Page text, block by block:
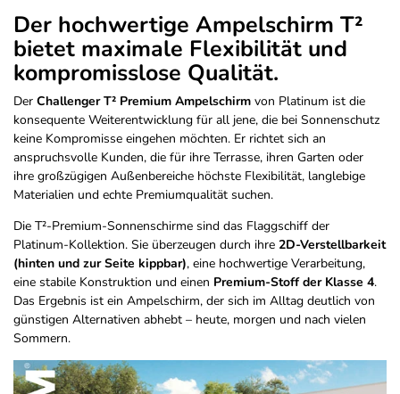
Der hochwertige Ampelschirm T²
bietet maximale Flexibilität und
kompromisslose Qualität.
Der Challenger T² Premium Ampelschirm von Platinum ist die
konsequente Weiterentwicklung für all jene, die bei Sonnenschutz
keine Kompromisse eingehen möchten. Er richtet sich an
anspruchsvolle Kunden, die für ihre Terrasse, ihren Garten oder
ihre großzügigen Außenbereiche höchste Flexibilität, langlebige
Materialien und echte Premiumqualität suchen.
Die T²-Premium-Sonnenschirme sind das Flaggschiff der
Platinum-Kollektion. Sie überzeugen durch ihre 2D-Verstellbarkeit
(hinten und zur Seite kippbar), eine hochwertige Verarbeitung,
eine stabile Konstruktion und einen Premium-Stoff der Klasse 4.
Das Ergebnis ist ein Ampelschirm, der sich im Alltag deutlich von
günstigen Alternativen abhebt – heute, morgen und nach vielen
Sommern.